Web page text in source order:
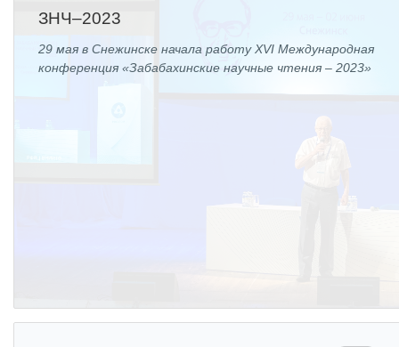
ЗНЧ–2023
29 мая в Снежинске начала работу XVI Международная
конференция «Забабахинские научные чтения – 2023»